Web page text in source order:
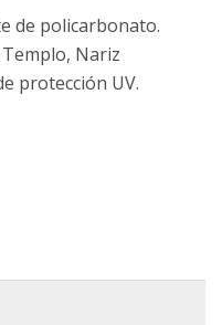
de policarbonato.
Nariz
protección UV.